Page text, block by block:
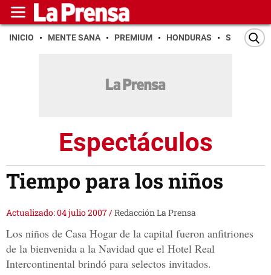
INICIO MENTE SANA PREMIUM HONDURAS SAN PEDRO
Espectáculos
Tiempo para los niños
Actualizado: 04 julio 2007/Redacción La Prensa
Los niños de Casa Hogar de la capital fueron anfitriones
de la bienvenida a la Navidad que el Hotel Real
Intercontinental brindó para selectos invitados.